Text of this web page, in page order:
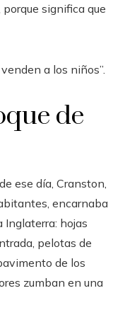
significa que
a los niños”.
de
ese día, Cranston,
encarnaba
Inglaterra: hojas
pelotas de
de los
zumban en una